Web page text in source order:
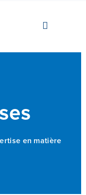
en matière